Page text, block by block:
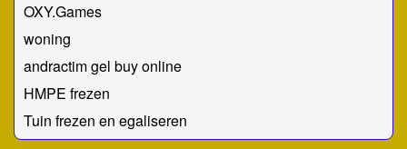
OXY.Games
woning
andractim gel buy online
HMPE frezen
Tuin frezen en egaliseren